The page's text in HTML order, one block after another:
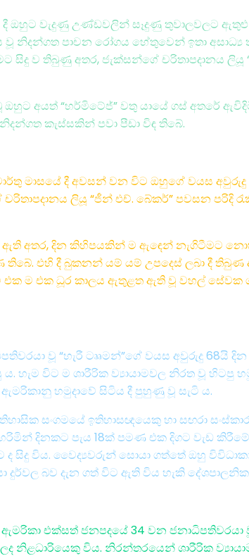
ඔහුට වැදුණු උණ්ඩවලින් සෑදුණු තුවාලවලට
නිදන්ගත පාචන රෝගය හේතුවෙන් ඉතා
ව තිබුණු අතර, ජැක්සන්ගේ චරිතාපදානය
අයත් “හර්මිටේජ්” වතු යායේ ගස් අතරේ
කැස්සකින් පවා පීඩා විඳ තිබේ.
මාසයේ දී අවසන් වන විට ඔහුගේ වයස
ලියූ “ජීන් එච්. බේකර්” පවසන පරිදි
අතර, දින කිහිපයකින් ම ඇඳෙන් නැගිටීමට
එහි දී බුකනන් යම් යම් උපදෙස් ලබා දී
ම එක ධූර කාලය ඇතුළත ඇති වූ වහල් සේවක
වූ “හැරී ටෲමන්”ගේ වයස අවුරුදු 68යි
හැම විට ම ශාරීරික ව්‍යායාමවල නිරත වූ හිටපු
හමුදාවේ සිටිය දී පුහුණු වූ සැටි ය.
සංගමයේ ඉතිහාසඥයෙකු හා සඟරා
දිනකට පැය 18ක් පමණ එක දිගට වැඩ කිරීමේ
විය. වෛද්‍යවරුන් සොයා ගත්තේ ඔහු
දුර්වල බව දැන ගත් විට ඇති විය හැකි
එක්සත් ජනපදයේ 34 වන
නිළධාරියෙකු විය. නිරන්තරයෙන් ශාරීරික